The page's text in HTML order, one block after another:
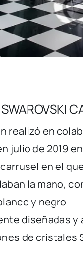
realizó en
julio de 2019
en el
la mano,
y negro
diseñadas y
de cristales